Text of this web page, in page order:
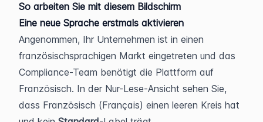
So arbeiten Sie mit diesem Bildschirm
Eine neue Sprache erstmals aktivieren
Angenommen, Ihr Unternehmen ist in einen
französischsprachigen Markt eingetreten und das
Compliance-Team benötigt die Plattform auf
Französisch. In der Nur-Lese-Ansicht sehen Sie,
dass Französisch (Français) einen leeren Kreis hat